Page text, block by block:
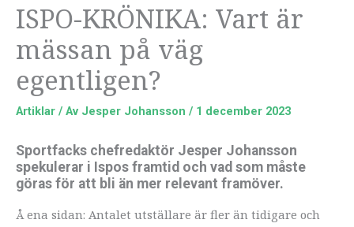
ISPO-KRÖNIKA: Vart är
mässan på väg
egentligen?
Artiklar / Av Jesper Johansson / 1 december 2023
Sportfacks chefredaktör Jesper Johansson
spekulerar i Ispos framtid och vad som måste
göras för att bli än mer relevant framöver.
Å ena sidan: Antalet utställare är fler än tidigare och